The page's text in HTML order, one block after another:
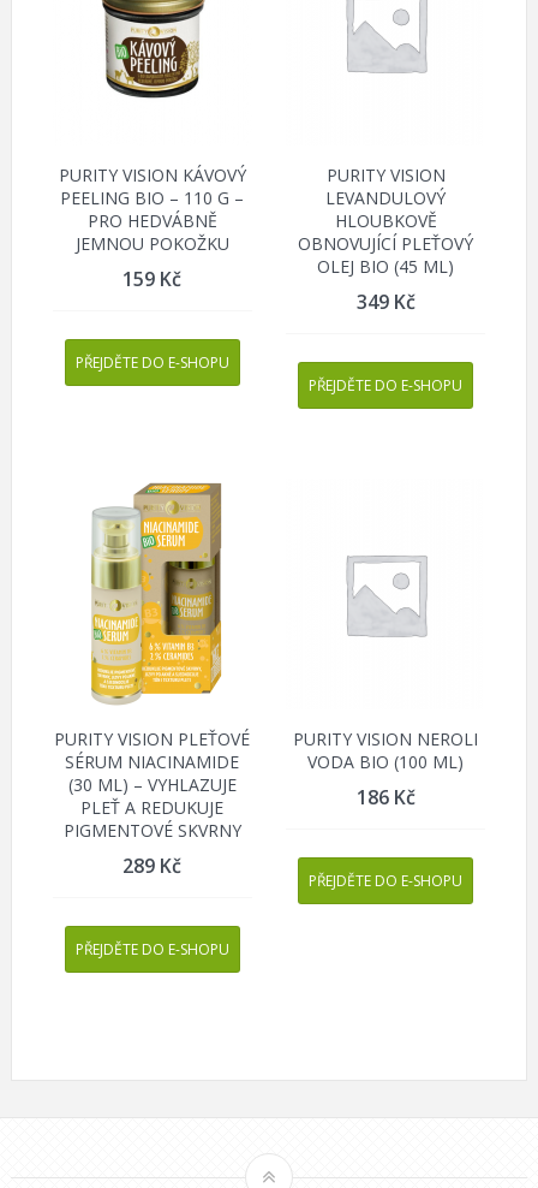
PURITY VISION KÁVOVÝ
PEELING BIO – 110 G –
PRO HEDVÁBNĚ
JEMNOU POKOŽKU
159 Kč
PŘEJDĚTE DO E-SHOPU
PURITY VISION
LEVANDULOVÝ
HLOUBKOVĚ
OBNOVUJÍCÍ PLEŤOVÝ
OLEJ BIO (45 ML)
349 Kč
PŘEJDĚTE DO E-SHOPU
PURITY VISION PLEŤOVÉ
SÉRUM NIACINAMIDE
(30 ML) – VYHLAZUJE
PLEŤ A REDUKUJE
PIGMENTOVÉ SKVRNY
289 Kč
PŘEJDĚTE DO E-SHOPU
PURITY VISION NEROLI
VODA BIO (100 ML)
186 Kč
PŘEJDĚTE DO E-SHOPU